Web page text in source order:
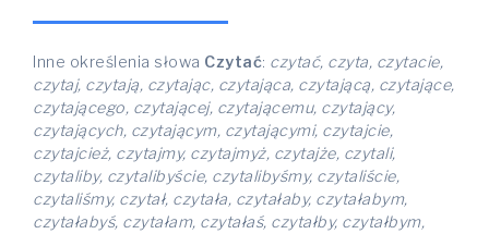
Inne określenia słowa Czytać: czytać, czyta, czytacie,
czytaj, czytają, czytając, czytająca, czytającą, czytające,
czytającego, czytającej, czytającemu, czytający,
czytających, czytającym, czytającymi, czytajcie,
czytajcież, czytajmy, czytajmyż, czytajże, czytali,
czytaliby, czytalibyście, czytalibyśmy, czytaliście,
czytaliśmy, czytał, czytała, czytałaby, czytałabym,
czytałabyś, czytałam, czytałaś, czytałby, czytałbym,